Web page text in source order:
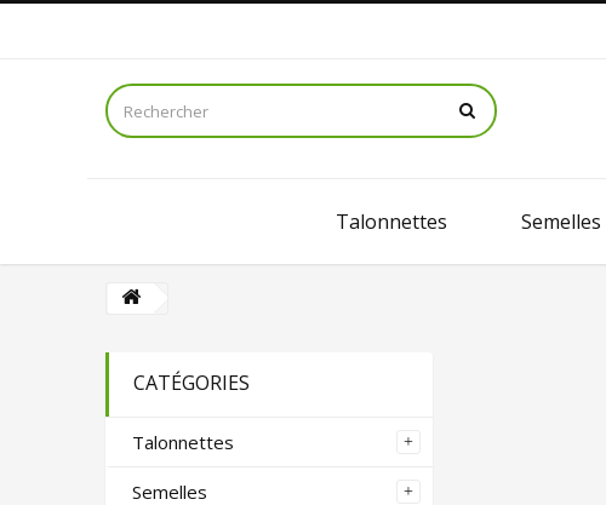
Talonnettes Semelles
CATÉGORIES
Talonnettes
Semelles